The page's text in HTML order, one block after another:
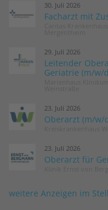
30. Juli 2026
Facharzt mit
29. Juli 2026
Leitender
Geriatrie (m/w/
23. Juli 2026
Oberarzt (m/w/
23. Juli 2026
Oberarzt für
weitere Anzeigen im